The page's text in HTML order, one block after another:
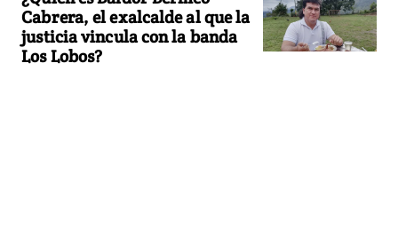
Cabrera, el exalcalde al que la
justicia vincula con la banda
Los Lobos?